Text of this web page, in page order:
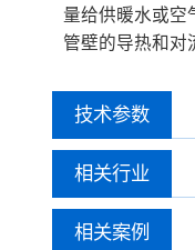
量给供暖水或空
管壁的导热和对
技术参数
相关行业
相关案例